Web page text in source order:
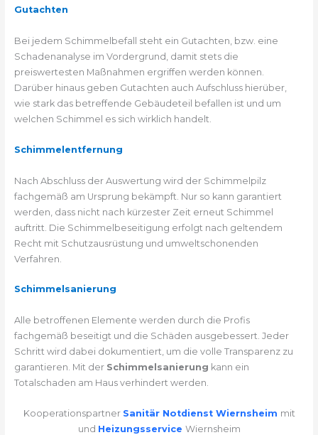
Gutachten
Bei jedem Schimmelbefall steht ein Gutachten, bzw. eine
Schadenanalyse im Vordergrund, damit stets die
preiswertesten Maßnahmen ergriffen werden können.
Darüber hinaus geben Gutachten auch Aufschluss hierüber,
wie stark das betreffende Gebäudeteil befallen ist und um
welchen Schimmel es sich wirklich handelt.
Schimmelentfernung
Nach Abschluss der Auswertung wird der Schimmelpilz
fachgemäß am Ursprung bekämpft. Nur so kann garantiert
werden, dass nicht nach kürzester Zeit erneut Schimmel
auftritt. Die Schimmelbeseitigung erfolgt nach geltendem
Recht mit Schutzausrüstung und umweltschonenden
Verfahren.
Schimmelsanierung
Alle betroffenen Elemente werden durch die Profis
fachgemäß beseitigt und die Schäden ausgebessert. Jeder
Schritt wird dabei dokumentiert, um die volle Transparenz zu
garantieren. Mit der Schimmelsanierung kann ein
Totalschaden am Haus verhindert werden.
Kooperationspartner Sanitär Notdienst Wiernsheim mit
und Heizungsservice Wiernsheim